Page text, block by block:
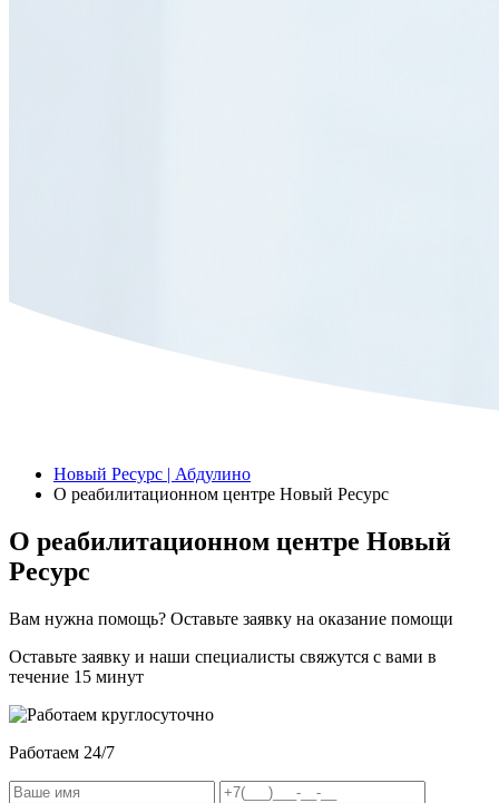
Новый Ресурс | Абдулино
О реабилитационном центре Новый Ресурс
О реабилитационном центре Новый
Ресурс
Вам нужна помощь? Оставьте заявку на оказание помощи
Оставьте заявку и наши специалисты свяжутся с вами в
течение 15 минут
Работаем 24/7